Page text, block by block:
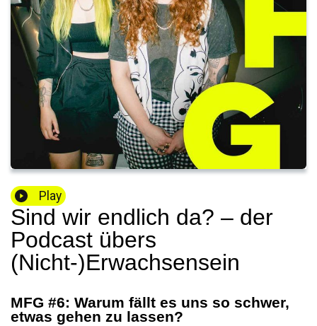
Play
Sind wir endlich da? – der
Podcast übers
(Nicht-)Erwachsensein
MFG #6: Warum fällt es uns so schwer,
etwas gehen zu lassen?